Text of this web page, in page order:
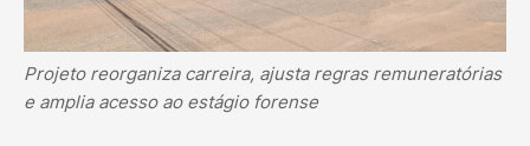
Projeto reorganiza carreira, ajusta regras remuneratórias
e amplia acesso ao estágio forense